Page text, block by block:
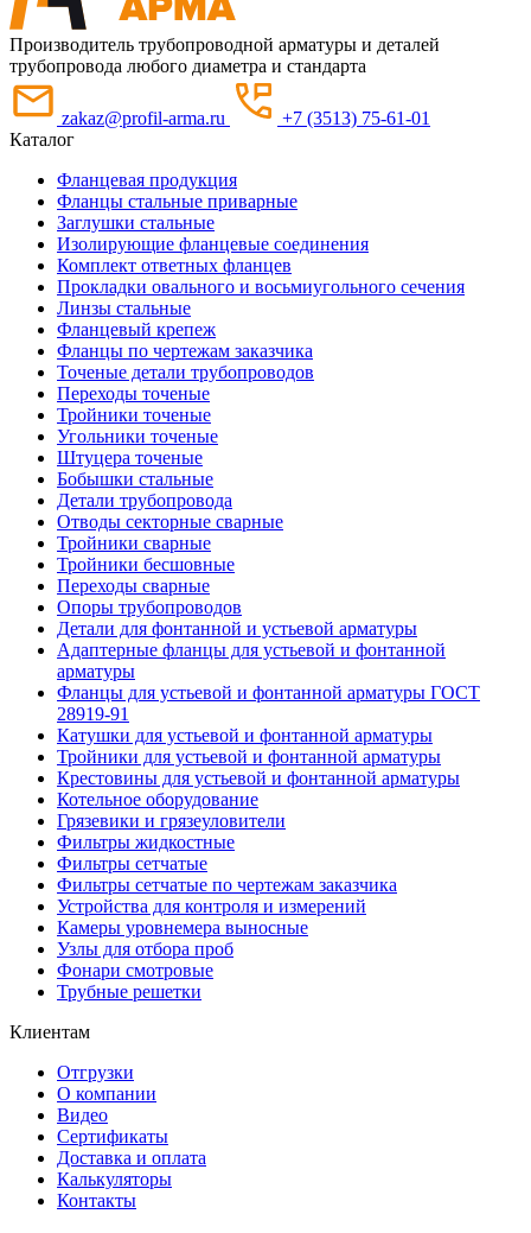
Производитель трубопроводной арматуры и деталей
трубопровода любого диаметра и стандарта
zakaz@profil-arma.ru
+7 (3513) 75-61-01
Каталог
Фланцевая продукция
Фланцы стальные приварные
Заглушки стальные
Изолирующие фланцевые соединения
Комплект ответных фланцев
Прокладки овального и восьмиугольного сечения
Линзы стальные
Фланцевый крепеж
Фланцы по чертежам заказчика
Точеные детали трубопроводов
Переходы точеные
Тройники точеные
Угольники точеные
Штуцера точеные
Бобышки стальные
Детали трубопровода
Отводы секторные сварные
Тройники сварные
Тройники бесшовные
Переходы сварные
Опоры трубопроводов
Детали для фонтанной и устьевой арматуры
Адаптерные фланцы для устьевой и фонтанной
арматуры
Фланцы для устьевой и фонтанной арматуры ГОСТ
28919-91
Катушки для устьевой и фонтанной арматуры
Тройники для устьевой и фонтанной арматуры
Крестовины для устьевой и фонтанной арматуры
Котельное оборудование
Грязевики и грязеуловители
Фильтры жидкостные
Фильтры сетчатые
Фильтры сетчатые по чертежам заказчика
Устройства для контроля и измерений
Камеры уровнемера выносные
Узлы для отбора проб
Фонари смотровые
Трубные решетки
Клиентам
Отгрузки
О компании
Видео
Сертификаты
Доставка и оплата
Калькуляторы
Контакты